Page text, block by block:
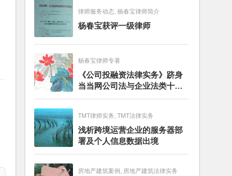
律师服务动态, 杨春宝律师简介
杨春宝获评一级律师
杨春宝律师专著
《公司投融资法律实务》跻身
当当网公司法与企业法类十大
畅销图书榜
TMT律师实务, TMT法律实务
浅析跨境运营企业的服务器部
署及个人信息数据出境
房地产建筑案例, 房地产建筑法律实务